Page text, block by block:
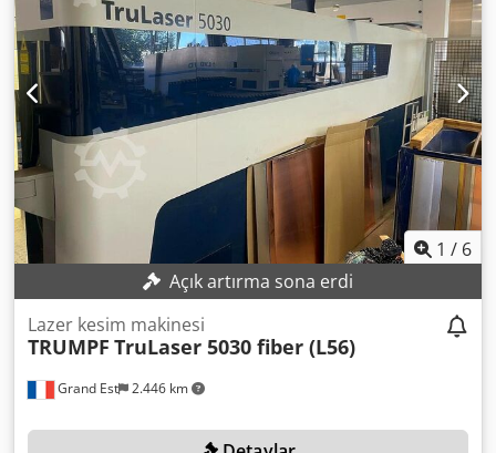
1 / 6
Açık artırma sona erdi
Grand Est 2.446 km
Lazer kesim makinesi
TRUMPF TruLaser 5030 fiber (L56)